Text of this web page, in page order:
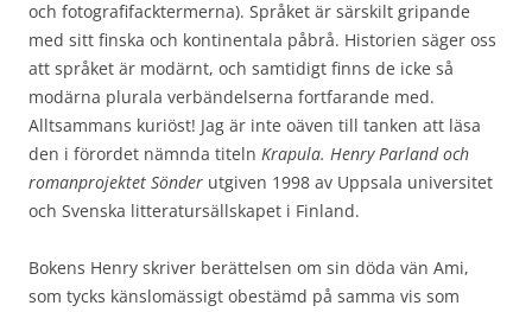
och fotografifacktermerna). Språket är särskilt gripande
med sitt finska och kontinentala påbrå. Historien säger oss
att språket är modärnt, och samtidigt finns de icke så
modärna plurala verbändelserna fortfarande med.
Alltsammans kuriöst! Jag är inte oäven till tanken att läsa
den i förordet nämnda titeln Krapula. Henry Parland och
romanprojektet Sönder utgiven 1998 av Uppsala universitet
och Svenska litteratursällskapet i Finland.
Bokens Henry skriver berättelsen om sin döda vän Ami,
som tycks känslomässigt obestämd på samma vis som